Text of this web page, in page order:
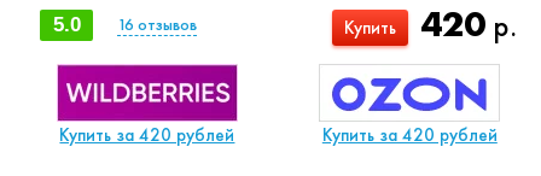
420 р.
Купить
5.0 16 отзывов
Купить за 420 рублей Купить за 420 рублей